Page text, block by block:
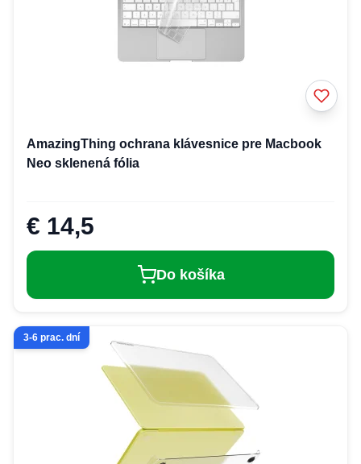
AmazingThing ochrana klávesnice pre Macbook
Neo sklenená fólia
€ 14,5
Do košíka
3-6 prac. dní